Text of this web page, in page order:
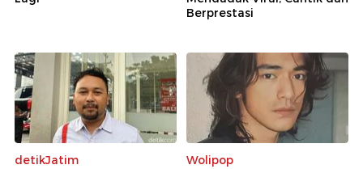
Berprestasi
detikJatim
Wolipop